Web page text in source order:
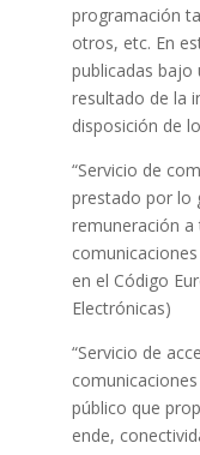
programación
otros, etc. En
publicadas
resultado de la
disposición de
“Servicio de
prestado por lo
remuneración a
en el Código
Electrónicas)
“Servicio de
público que
ende,